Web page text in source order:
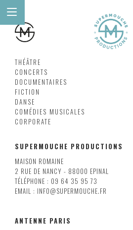
THÉÂTRE
CONCERTS
DOCUMENTAIRES
FICTION
DANSE
COMÉDIES MUSICALES
CORPORATE
SUPERMOUCHE PRODUCTIONS
MAISON ROMAINE
2 RUE DE NANCY - 88000 EPINAL
TÉLÉPHONE : 09 64 35 95 73
EMAIL : INFO@SUPERMOUCHE.FR
ANTENNE PARIS